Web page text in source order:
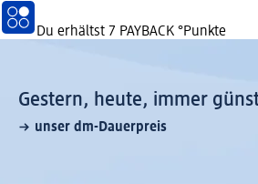
Du erhältst 7 PAYBACK °Punkte
Gestern, heute, immer
unser dm-Dauerpreis